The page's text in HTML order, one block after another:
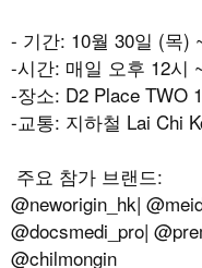
- 기간: 10월 30일 (목)
-시간: 매일 오후 12시
-장소: D2 Place TWO 1
-교통: 지하철 Lai Chi
주요 참가 브랜드:
@neworigin_hk|
@docsmedi_pro|
@chilmongin